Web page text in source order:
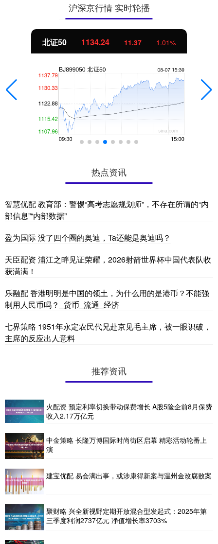
沪深京行情 实时轮播
北证50 1134.24 11.37 1.01%
热点资讯
智慧优配 教育部：警惕“高考志愿规划师”，不存在所谓的“内
部信息”“内部数据”
盈为国际 没了四个圈的奥迪，Ta还能是奥迪吗？
天臣配资 浦江之畔见证荣耀，2026射箭世界杯中国代表队收
获满满！
乐融配 香港明明是中国的领土，为什么用的是港币？不能强
制用人民币吗？_货币_流通_经济
七界策略 1951年永定农民代兄赴京见毛主席，被一眼识破，
主席的反应出人意料
推荐资讯
火配资 预定利率切换带动保费增长 A股5险企前8月保费
收入2.17万亿元
中金策略 长隆万博国际时尚街区启幕 精彩活动轮番上
演​
建宝优配 易会满出事，或涉康得新案与温州金改腐败案
聚财略 兴全新视野定期开放混合型发起式：2025年第
三季度利润2737亿元 净值增长率3703%